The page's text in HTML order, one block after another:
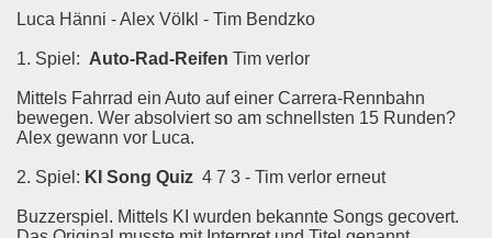
Luca Hänni - Alex Völkl - Tim Bendzko
1. Spiel: Auto-Rad-Reifen Tim verlor
Mittels Fahrrad ein Auto auf einer Carrera-Rennbahn
bewegen. Wer absolviert so am schnellsten 15 Runden?
Alex gewann vor Luca.
2. Spiel: KI Song Quiz 4 7 3 - Tim verlor erneut
Buzzerspiel. Mittels KI wurden bekannte Songs gecovert.